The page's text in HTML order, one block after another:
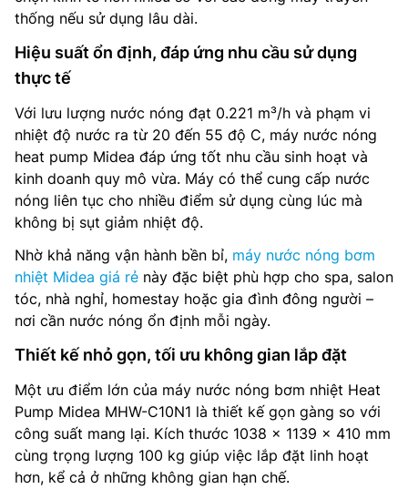
thống nếu sử dụng lâu dài.
Hiệu suất ổn định, đáp ứng nhu cầu sử dụng
thực tế
Với lưu lượng nước nóng đạt 0.221 m³/h và phạm vi
nhiệt độ nước ra từ 20 đến 55 độ C, máy nước nóng
heat pump Midea đáp ứng tốt nhu cầu sinh hoạt và
kinh doanh quy mô vừa. Máy có thể cung cấp nước
nóng liên tục cho nhiều điểm sử dụng cùng lúc mà
không bị sụt giảm nhiệt độ.
Nhờ khả năng vận hành bền bỉ, máy nước nóng bơm
nhiệt Midea giá rẻ này đặc biệt phù hợp cho spa, salon
tóc, nhà nghỉ, homestay hoặc gia đình đông người –
nơi cần nước nóng ổn định mỗi ngày.
Thiết kế nhỏ gọn, tối ưu không gian lắp đặt
Một ưu điểm lớn của máy nước nóng bơm nhiệt Heat
Pump Midea MHW-C10N1 là thiết kế gọn gàng so với
công suất mang lại. Kích thước 1038 x 1139 x 410 mm
cùng trọng lượng 100 kg giúp việc lắp đặt linh hoạt
hơn, kể cả ở những không gian hạn chế.